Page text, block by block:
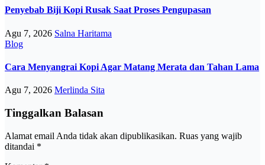
Penyebab Biji Kopi Rusak Saat Proses Pengupasan
Agu 7, 2026 Salna Haritama
Blog
Cara Menyangrai Kopi Agar Matang Merata dan Tahan Lama
Agu 7, 2026 Merlinda Sita
Tinggalkan Balasan
Alamat email Anda tidak akan dipublikasikan. Ruas yang wajib
ditandai *